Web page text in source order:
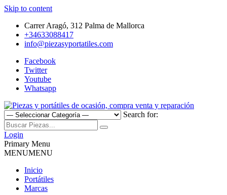
Skip to content
Carrer Aragó, 312 Palma de Mallorca
+34633088417
info@piezasyportatiles.com
Facebook
Twitter
Youtube
Whatsapp
Piezas y portátiles de ocasión,
compra venta y reparación
Todo lo que necesitas para reparar tu portatil, Pantallas, Teclas,
Teclados, Baterías, Carcasas, Placas, Gráficas, Procesadores,
Ventiladores
Search for:
Login
Primary Menu
MENUMENU
Inicio
Portátiles
Marcas